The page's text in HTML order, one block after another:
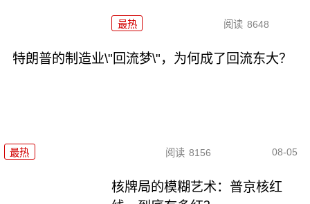
最热 阅读 8648
特朗普的制造业\"回流梦\"，为何成了回流东大？
最热 阅读 8156 08-05
核牌局的模糊艺术：普京核红